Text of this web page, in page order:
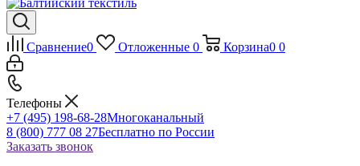
Сравнение0 Отложенные 0 Корзина0 0
Телефоны
+7 (495) 198-68-28Многоканальный
8 (800) 777 08 27Бесплатно по России
Заказать звонок